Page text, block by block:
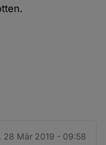
28 Mär 2019 - 09:58